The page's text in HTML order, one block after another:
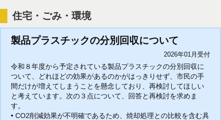
住宅・ごみ・環境
製品プラスチックの分別回収について
2026年01月受付
令和８年度から予定されている製品プラスチックの分別回収に
ついて、どれほどの効果があるのかがはっきりせず、市民の手
間だけが増えてしまうことを懸念しており、再検討してほしい
と考えています。次の３点について、回答と再検討を求めま
す。
• CO2削減効果が不明確であるため、焼却処理との比較を含む具